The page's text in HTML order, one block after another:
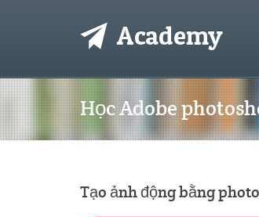
Học Adobe
Tạo ảnh động bằng